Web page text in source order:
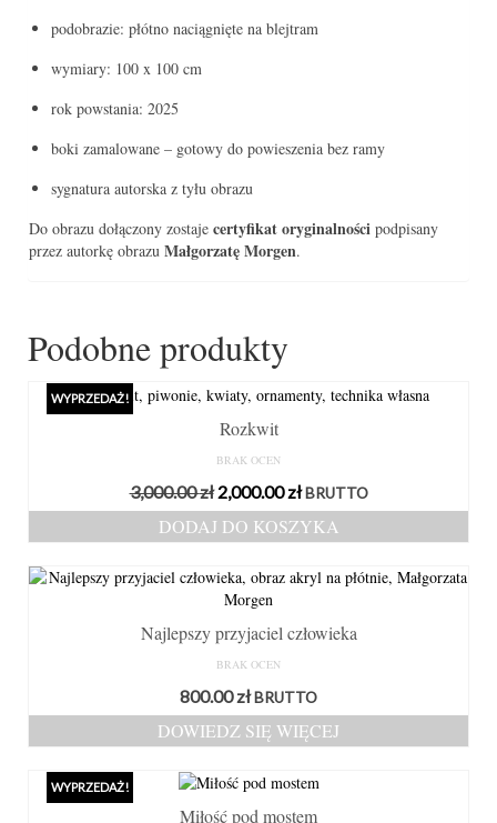
podobrazie: płótno naciągnięte na blejtram
wymiary: 100 x 100 cm
rok powstania: 2025
boki zamalowane – gotowy do powieszenia bez ramy
sygnatura autorska z tyłu obrazu
Do obrazu dołączony zostaje certyfikat oryginalności podpisany
przez autorkę obrazu Małgorzatę Morgen.
Podobne produkty
WYPRZEDAŻ!
Rozkwit
BRAK OCEN
3,000.00zł Pierwotna
cena
wynosiła:
2,000.00złAktualna
cena
wynosi:
BRUTTO
DODAJ DO KOSZYKA
Najlepszy przyjaciel człowieka
BRAK OCEN
800.00zł BRUTTO
DOWIEDZ SIĘ WIĘCEJ
WYPRZEDAŻ!
Miłość pod mostem